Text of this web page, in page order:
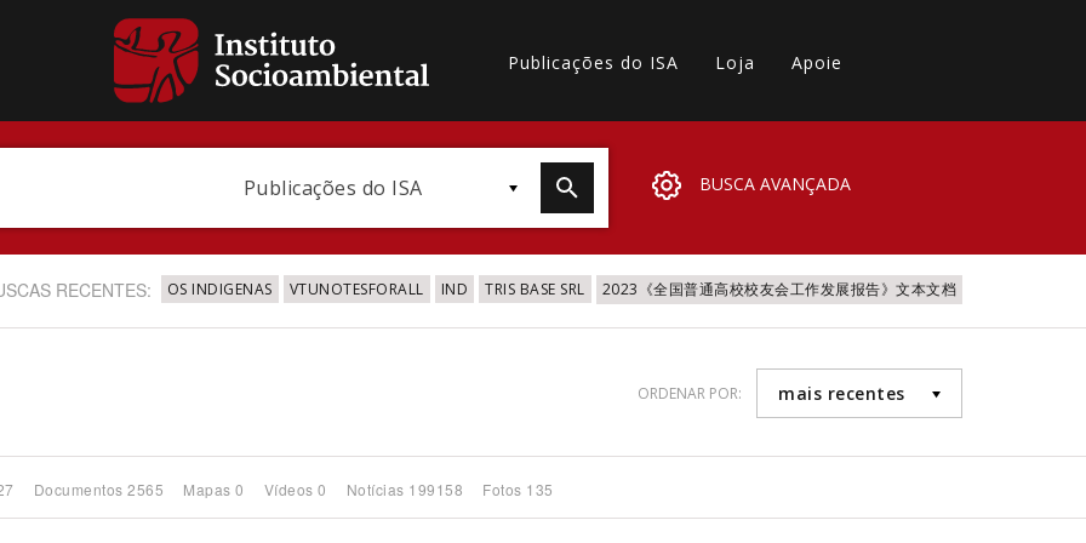
Publicações do ISA Loja Apoie
Publicações do ISA BUSCA AVANÇADA
RECENTES: OS INDIGENAS VTUNOTESFORALL IND TRIS BASE SRL 2023《全国普通高校校友会工作发展报告》文本文档
ORDENAR POR: mais recentes
Documentos 2565 Mapas 0 Vídeos 0 Notícias 199158 Fotos 135